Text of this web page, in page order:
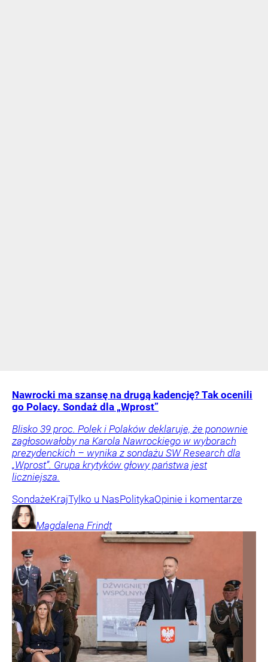
Nawrocki ma szansę na drugą kadencję? Tak ocenili
go Polacy. Sondaż dla „Wprost”
Blisko 39 proc. Polek i Polaków deklaruje, że ponownie
zagłosowałoby na Karola Nawrockiego w wyborach
prezydenckich – wynika z sondażu SW Research dla
„Wprost”. Grupa krytyków głowy państwa jest
liczniejsza.
SondażeKrajTylko u NasPolitykaOpinie i komentarze
Magdalena Frindt